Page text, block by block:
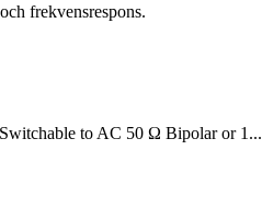
frekvensrespons.
to AC 50 Ω Bipolar or 1...